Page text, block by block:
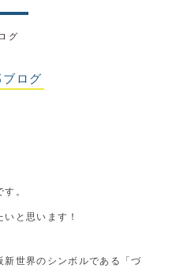
グ
ログ
。
と思います！
新世界のシンボルである「づ